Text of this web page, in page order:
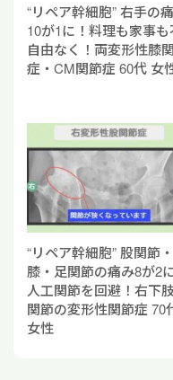
“リペア幹細胞” 右手の
10が1に！料理も家事も
自由なく！両変形性膝
症・CM関節症 60代 女
“リペア幹細胞” 股関節・
膝・足関節の痛み8が2
人工関節を回避！右下
関節の変形性関節症 70
女性